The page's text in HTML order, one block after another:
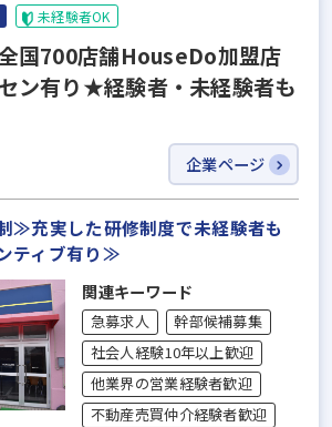
未経験者OK
全国700店舗HouseDo加盟店
ン有り★経験者・未経験者も
企業ページ
≫充実した研修制度で未経験者も
ティブ有り≫
関連キーワード
急募求人
幹部候補募集
社会人経験10年以上歓迎
他業界の営業経験者歓迎
不動産売買仲介経験者歓迎